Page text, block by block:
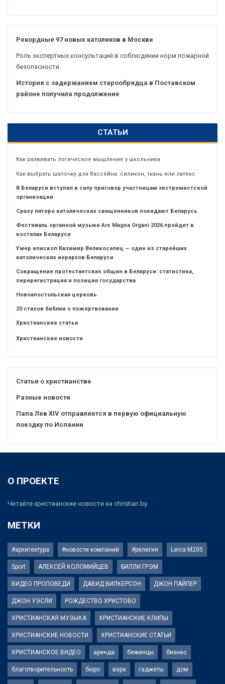
Рекордные 97 новых католиков в Москве
Роль экспертных консультаций в соблюдении норм пожарной
безопасности
История с задержанием старообрядца в Поставском
районе получила продолжение
СТАТЬИ
Как развивать логическое мышление у школьника
Как выбрать шапочку для бассейна: силикон, ткань или латекс
В Беларуси вступил в силу приговор участницам экстремистской
организации
Сразу пятеро католических священников покидают Беларусь
Фестиваль органной музыки Ars Magna Organi 2026 пройдет в
костелах Беларуси
Умер епископ Казимир Великоселец — один из старейших
католических иерархов Беларуси
Сокращение протестантских общин в Беларуси: статистика,
перерегистрация и позиция государства
Новоапостольская церковь
20 стихов библии о пожертвовании
Христианские статьи
Христианские новости
Статьи о христианстве
Разные новости
Папа Лев XIV отправляется в первую официальную
поездку по Испании
О ПРОЕКТЕ
Читайте христианские новости на christian.by.
МЕТКИ
#архитектура #новости компаний #религия Leica M205
Sport АЛЕКСЕЙ КОЛОМИЙЦЕВ БИЛЛИ ГРЭМ
ВИДЕО ПРОПОВЕДИ ДАВИД ВИЛКЕРСОН ДЖОН ПАЙПЕР
ДЖОН УЭСЛИ РОЖДЕСТВО ХРИСТОВО
ХРИСТИАНСКАЯ МУЗЫКА ХРИСТИАНСКИЕ КЛИПЫ
ХРИСТИАНСКИЕ НОВОСТИ ХРИСТИАНСКИЕ СТАТЬИ
ХРИСТИАНСКОЕ ВИДЕО аренда беженцы бизнес
благотворительность бюро вера гаджеты дом